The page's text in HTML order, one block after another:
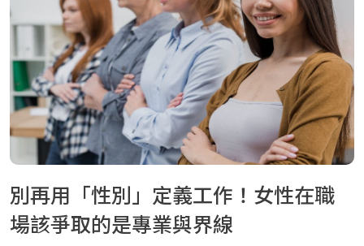
別再用「性別」定義工作！女性在職
場該爭取的是專業與界線